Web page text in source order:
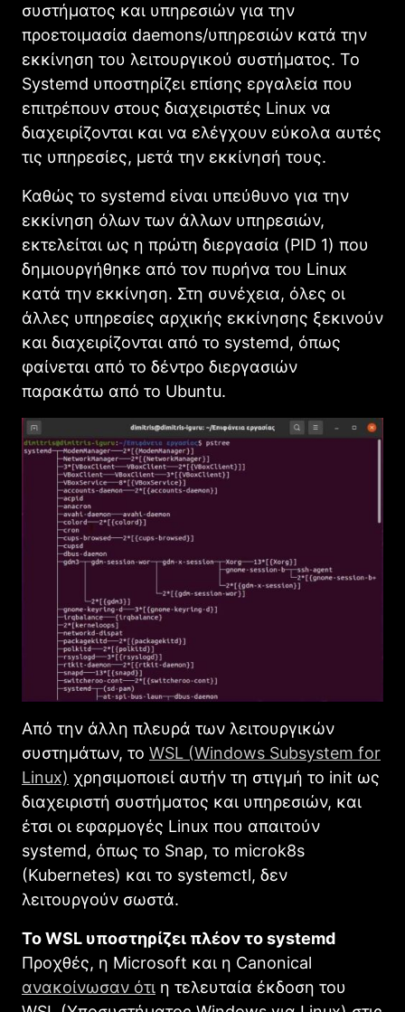
συστήματος και υπηρεσιών για την
προετοιμασία daemons/υπηρεσιών κατά την
εκκίνηση του λειτουργικού συστήματος. Το
Systemd υποστηρίζει επίσης εργαλεία που
επιτρέπουν στους διαχειριστές Linux να
διαχειρίζονται και να ελέγχουν εύκολα αυτές
τις υπηρεσίες, μετά την εκκίνησή τους.
Καθώς το systemd είναι υπεύθυνο για την
εκκίνηση όλων των άλλων υπηρεσιών,
εκτελείται ως η πρώτη διεργασία (PID 1) που
δημιουργήθηκε από τον πυρήνα του Linux
κατά την εκκίνηση. Στη συνέχεια, όλες οι
άλλες υπηρεσίες αρχικής εκκίνησης ξεκινούν
και διαχειρίζονται από το systemd, όπως
φαίνεται από το δέντρο διεργασιών
παρακάτω από το Ubuntu.
Από την άλλη πλευρά των λειτουργικών
συστημάτων, το WSL (Windows Subsystem for
Linux) χρησιμοποιεί αυτήν τη στιγμή το init ως
διαχειριστή συστήματος και υπηρεσιών, και
έτσι οι εφαρμογές Linux που απαιτούν
systemd, όπως το Snap, το microk8s
(Kubernetes) και το systemctl, δεν
λειτουργούν σωστά.
Το WSL υποστηρίζει πλέον το systemd
Προχθές, η Microsoft και η Canonical
ανακοίνωσαν ότι η τελευταία έκδοση του